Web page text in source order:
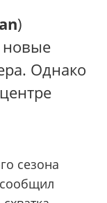
)
новые
Однако
сезона